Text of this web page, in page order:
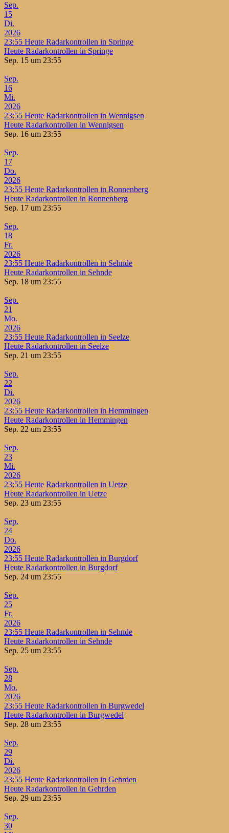
Sep.
15
Di.
2026
23:55 Heute Radarkontrollen in Springe
Heute Radarkontrollen in Springe
Sep. 15 um 23:55
Sep.
16
Mi.
2026
23:55 Heute Radarkontrollen in Wennigsen
Heute Radarkontrollen in Wennigsen
Sep. 16 um 23:55
Sep.
17
Do.
2026
23:55 Heute Radarkontrollen in Ronnenberg
Heute Radarkontrollen in Ronnenberg
Sep. 17 um 23:55
Sep.
18
Fr.
2026
23:55 Heute Radarkontrollen in Sehnde
Heute Radarkontrollen in Sehnde
Sep. 18 um 23:55
Sep.
21
Mo.
2026
23:55 Heute Radarkontrollen in Seelze
Heute Radarkontrollen in Seelze
Sep. 21 um 23:55
Sep.
22
Di.
2026
23:55 Heute Radarkontrollen in Hemmingen
Heute Radarkontrollen in Hemmingen
Sep. 22 um 23:55
Sep.
23
Mi.
2026
23:55 Heute Radarkontrollen in Uetze
Heute Radarkontrollen in Uetze
Sep. 23 um 23:55
Sep.
24
Do.
2026
23:55 Heute Radarkontrollen in Burgdorf
Heute Radarkontrollen in Burgdorf
Sep. 24 um 23:55
Sep.
25
Fr.
2026
23:55 Heute Radarkontrollen in Sehnde
Heute Radarkontrollen in Sehnde
Sep. 25 um 23:55
Sep.
28
Mo.
2026
23:55 Heute Radarkontrollen in Burgwedel
Heute Radarkontrollen in Burgwedel
Sep. 28 um 23:55
Sep.
29
Di.
2026
23:55 Heute Radarkontrollen in Gehrden
Heute Radarkontrollen in Gehrden
Sep. 29 um 23:55
Sep.
30